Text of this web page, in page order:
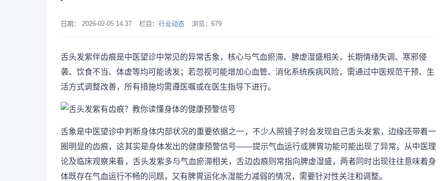
日期： 2026-02-05 14:37 栏目： 行业动态 浏览： 679
舌头发紫伴齿痕是中医望诊中常见的异常舌象，核心与气血瘀滞、脾虚湿盛相关，长期情绪失调、寒邪侵
袭、饮食不当、体虚等均可能诱发；若忽视可能增加心血管、消化系统疾病风险，需通过中医规范干预、生
活方式调整改善，所有措施均需遵医嘱或在医生指导下进行。
舌象是中医望诊中判断身体内部状况的重要依据之一，不少人照镜子时会发现自己舌头发紫，边缘还带着一
圈明显的齿痕，这其实是身体发出的健康预警信号——提示气血运行或脾胃功能可能出现了异常。从中医理
论及临床观察来看，舌头发紫多与气血瘀滞相关，舌边齿痕则常指向脾虚湿盛，两者同时出现往往意味着身
体既存在气血运行不畅的问题，又有脾胃运化水湿能力减弱的情况，需要针对性关注和调整。